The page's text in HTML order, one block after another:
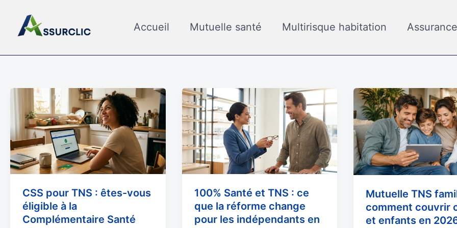
contenu
Accueil Mutuelle santé Multirisque habitation
CSS pour TNS : êtes-vous
éligible à la
Complémentaire Santé
CSS
pour
TNS
êtes-
vous
éligible
à
la
Complémentaire
100% Santé et TNS : ce
que la réforme change
pour les indépendants en
100%
Santé
et
TNS
:
ce
que
la
réforme
change
Mutuelle TNS
comment couvrir
et enfants en
Mutuelle
TNS
famille
:
comment
couvrir
conjoint
enfants
en